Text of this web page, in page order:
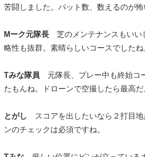
苦闘しました。パット数、数えるのが怖
Mーク元隊長 芝のメンテナンスもいい
略性も抜群。素晴らしいコースでしたね
Tみな隊員 元隊長、プレー中も終始コ
たもんね。ドローンで空撮したら最高だ
とがし
スコアを出したいなら２打目地
ンのチェックは必須ですね。